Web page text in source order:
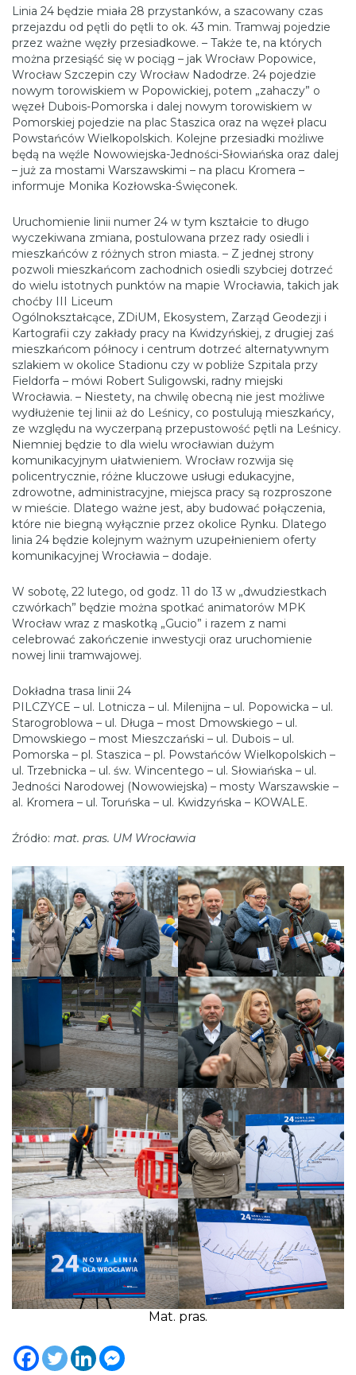
Linia 24 będzie miała 28 przystanków, a szacowany czas
przejazdu od pętli do pętli to ok. 43 min. Tramwaj pojedzie
przez ważne węzły przesiadkowe. – Także te, na których
można przesiąść się w pociąg – jak Wrocław Popowice,
Wrocław Szczepin czy Wrocław Nadodrze. 24 pojedzie
nowym torowiskiem w Popowickiej, potem „zahaczy” o
węzeł Dubois-Pomorska i dalej nowym torowiskiem w
Pomorskiej pojedzie na plac Staszica oraz na węzeł placu
Powstańców Wielkopolskich. Kolejne przesiadki możliwe
będą na węźle Nowowiejska-Jedności-Słowiańska oraz dalej
– już za mostami Warszawskimi – na placu Kromera –
informuje Monika Kozłowska-Święconek.
Uruchomienie linii numer 24 w tym kształcie to długo
wyczekiwana zmiana, postulowana przez rady osiedli i
mieszkańców z różnych stron miasta. – Z jednej strony
pozwoli mieszkańcom zachodnich osiedli szybciej dotrzeć
do wielu istotnych punktów na mapie Wrocławia, takich jak
choćby III Liceum
Ogólnokształcące, ZDiUM, Ekosystem, Zarząd Geodezji i
Kartografii czy zakłady pracy na Kwidzyńskiej, z drugiej zaś
mieszkańcom północy i centrum dotrzeć alternatywnym
szlakiem w okolice Stadionu czy w pobliże Szpitala przy
Fieldorfa – mówi Robert Suligowski, radny miejski
Wrocławia. – Niestety, na chwilę obecną nie jest możliwe
wydłużenie tej linii aż do Leśnicy, co postulują mieszkańcy,
ze względu na wyczerpaną przepustowość pętli na Leśnicy.
Niemniej będzie to dla wielu wrocławian dużym
komunikacyjnym ułatwieniem. Wrocław rozwija się
policentrycznie, różne kluczowe usługi edukacyjne,
zdrowotne, administracyjne, miejsca pracy są rozproszone
w mieście. Dlatego ważne jest, aby budować połączenia,
które nie biegną wyłącznie przez okolice Rynku. Dlatego
linia 24 będzie kolejnym ważnym uzupełnieniem oferty
komunikacyjnej Wrocławia – dodaje.
W sobotę, 22 lutego, od godz. 11 do 13 w „dwudziestkach
czwórkach” będzie można spotkać animatorów MPK
Wrocław wraz z maskotką „Gucio” i razem z nami
celebrować zakończenie inwestycji oraz uruchomienie
nowej linii tramwajowej.
Dokładna trasa linii 24
PILCZYCE – ul. Lotnicza – ul. Milenijna – ul. Popowicka – ul.
Starogroblowa – ul. Długa – most Dmowskiego – ul.
Dmowskiego – most Mieszczański – ul. Dubois – ul.
Pomorska – pl. Staszica – pl. Powstańców Wielkopolskich –
ul. Trzebnicka – ul. św. Wincentego – ul. Słowiańska – ul.
Jedności Narodowej (Nowowiejska) – mosty Warszawskie –
al. Kromera – ul. Toruńska – ul. Kwidzyńska – KOWALE.
Źródło: mat. pras. UM Wrocławia
Mat. pras.